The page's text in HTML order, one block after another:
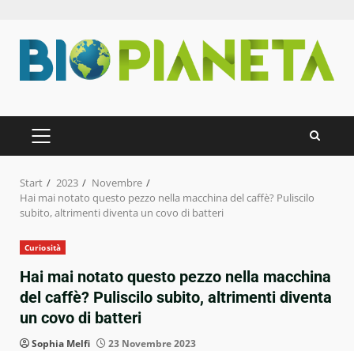
Inhalt
springen
PRIMÄRES
MENÜ
Start 2023
Novembre
Hai mai notato questo pezzo nella macchina del caffè? Puliscilo
subito, altrimenti diventa un covo di batteri
Curiosità
Hai mai notato questo pezzo nella macchina
del caffè? Puliscilo subito, altrimenti diventa
un covo di batteri
Sophia Melfi 23 Novembre 2023